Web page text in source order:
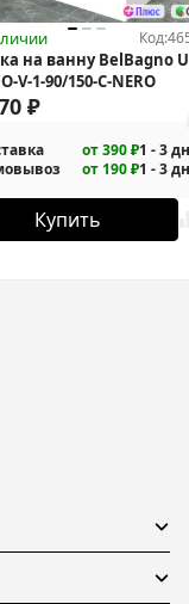
Код:
на ванну BelBagno
V-1-90/150-C-NERO
₽
от 390 ₽1 - 3
от 190 ₽1 - 3
Купить